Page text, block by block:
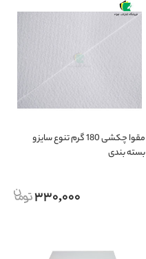
مقوا چکشی 180 گرم تنوع سایز و
بسته بندی
330,000